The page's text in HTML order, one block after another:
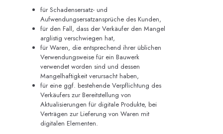
für Schadensersatz- und
Aufwendungsersatzansprüche des Kunden,
für den Fall, dass der Verkäufer den Mangel
arglistig verschwiegen hat,
für Waren, die entsprechend ihrer üblichen
Verwendungsweise für ein Bauwerk
verwendet worden sind und dessen
Mangelhaftigkeit verursacht haben,
für eine ggf. bestehende Verpflichtung des
Verkäufers zur Bereitstellung von
Aktualisierungen für digitale Produkte, bei
Verträgen zur Lieferung von Waren mit
digitalen Elementen.